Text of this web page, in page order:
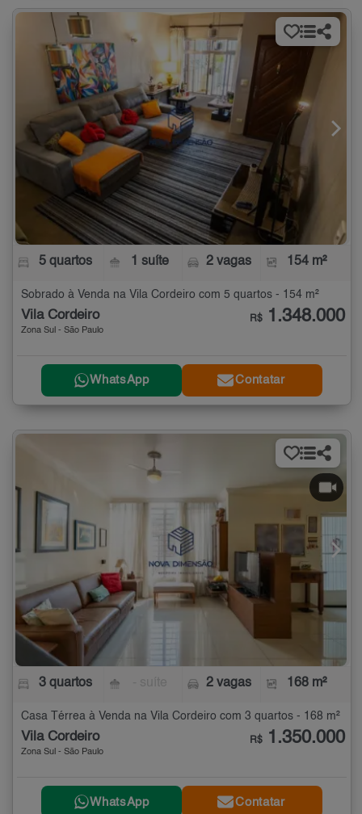
5 quartos 1 suíte 2 vagas 154 m²
Sobrado à Venda na Vila Cordeiro com 5 quartos - 154 m²
Vila Cordeiro
Zona Sul - São Paulo
R$ 1.348.000
WhatsApp Contatar
3 quartos 2 vagas 168 m²
Casa Térrea à Venda na Vila Cordeiro com 3 quartos - 168 m²
Vila Cordeiro
Zona Sul - São Paulo
R$ 1.350.000
WhatsApp Contatar